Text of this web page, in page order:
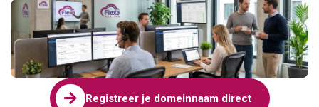
 Registreer je domeinnaam direct